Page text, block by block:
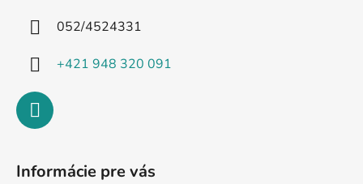
052/4524331
+421 948 320 091
Informácie pre vás